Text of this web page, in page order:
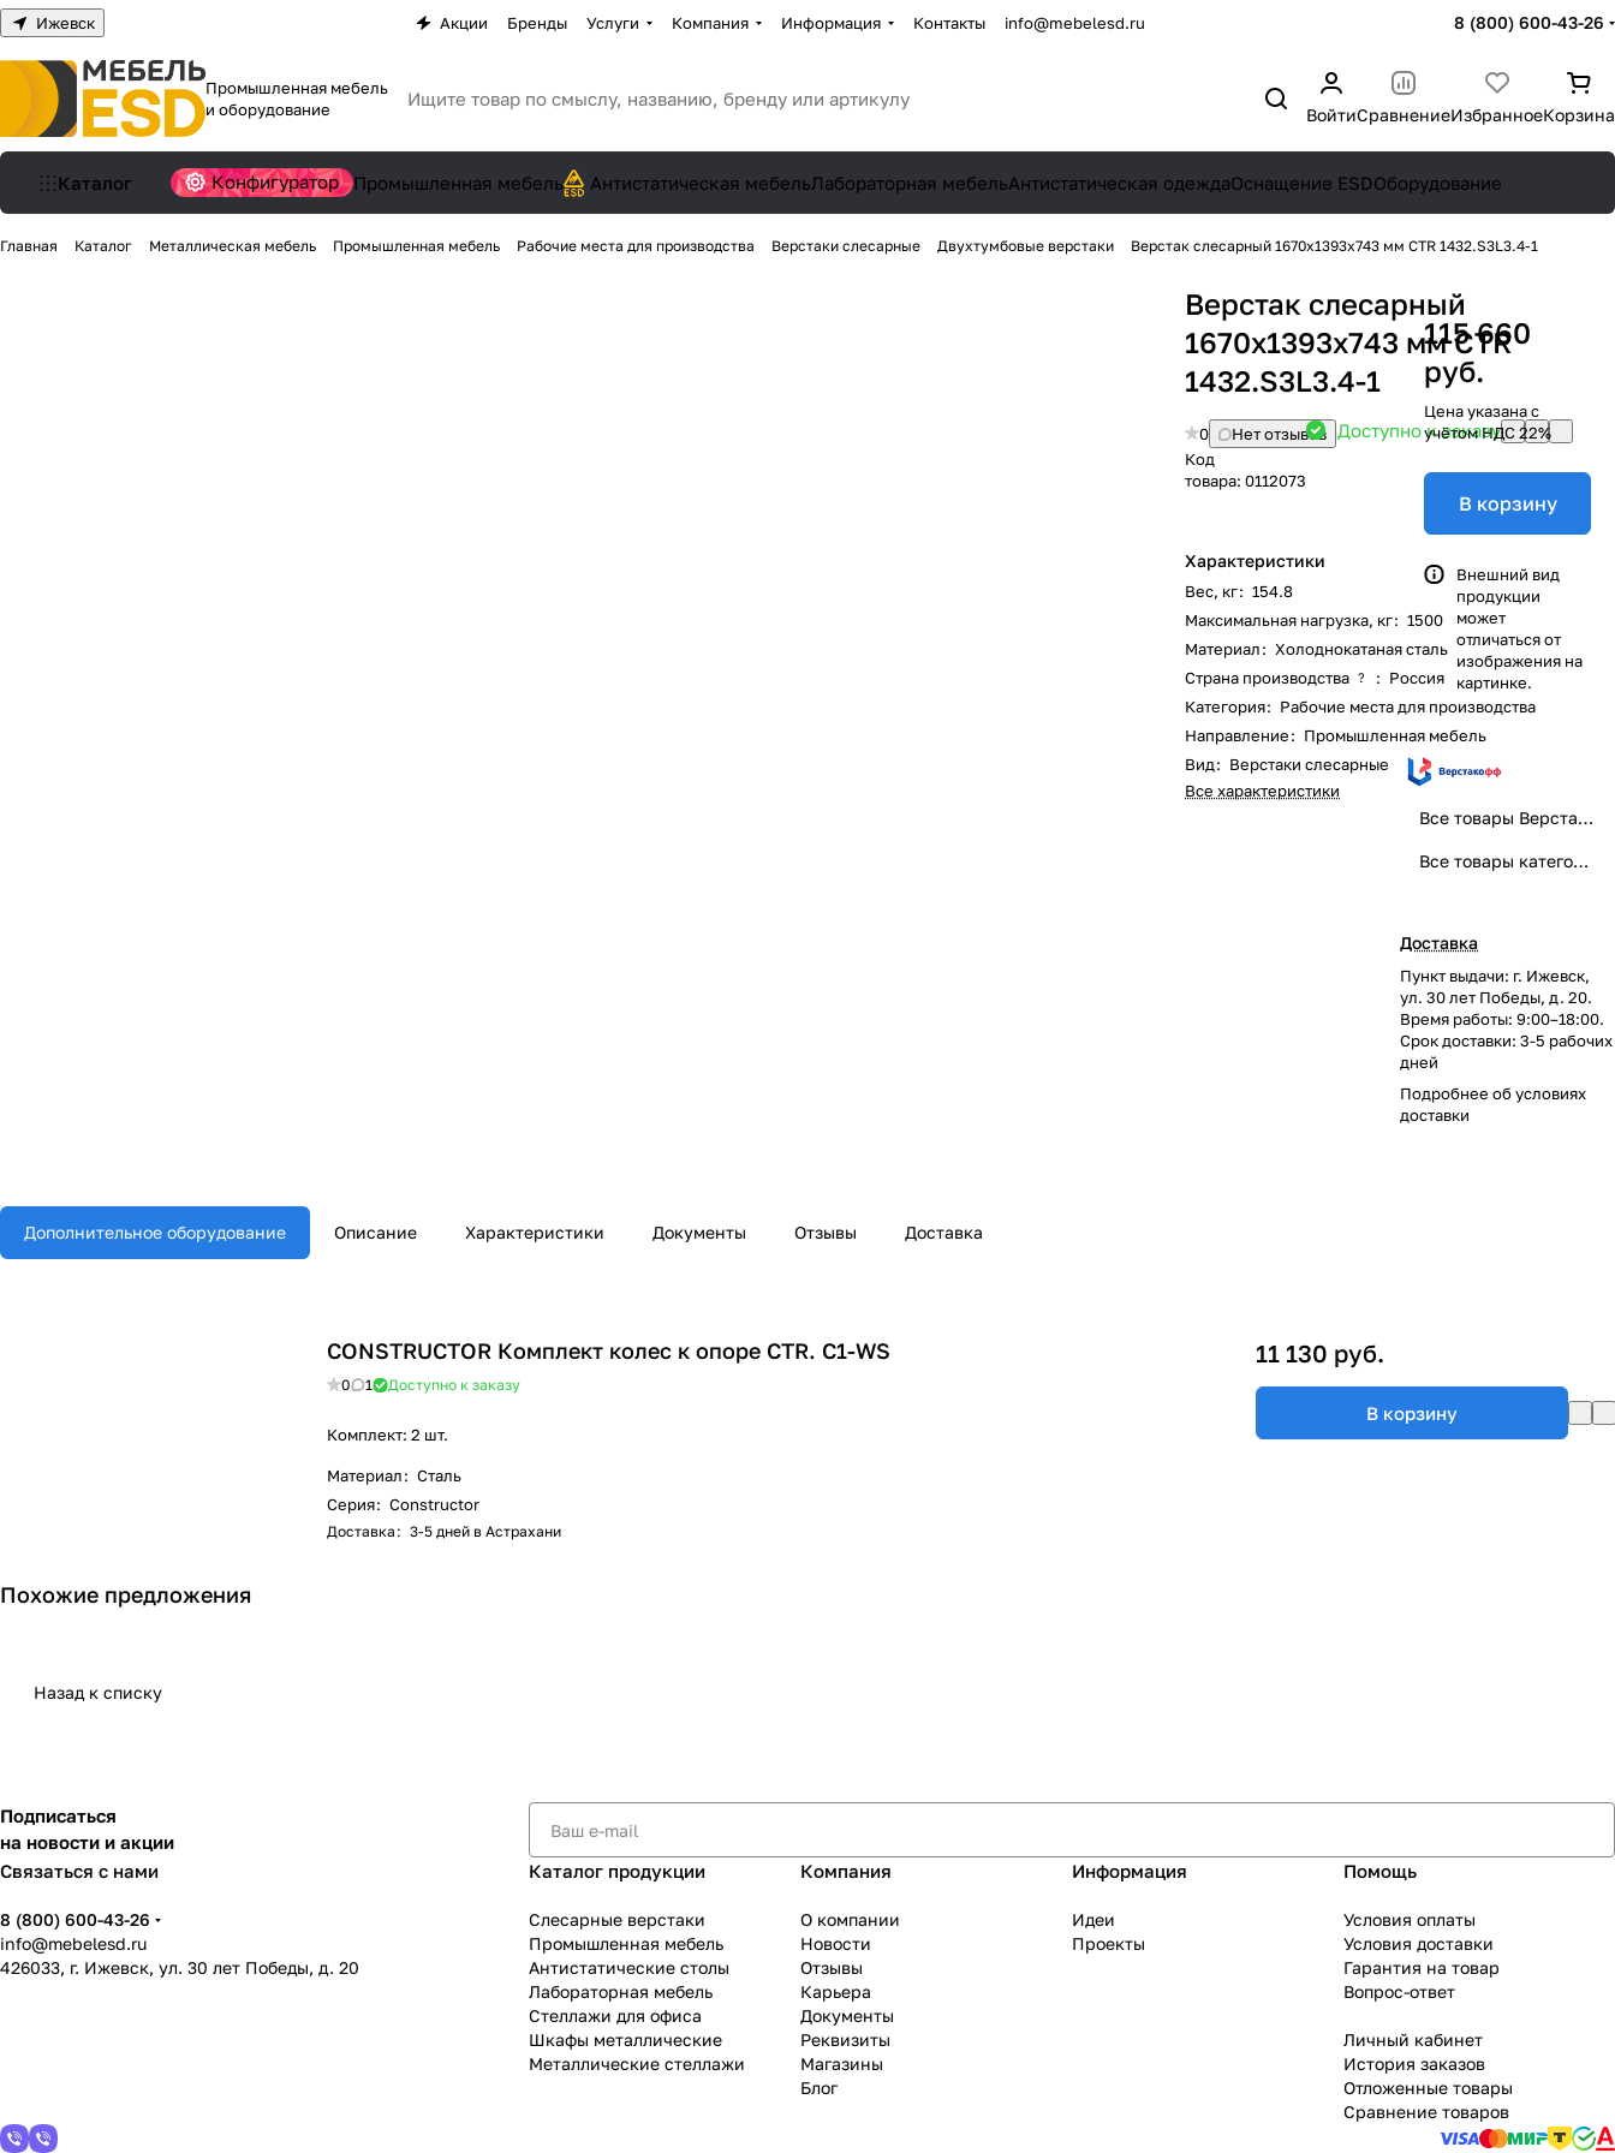
Ижевск Акции Бренды Услуги Компания Информация Контакты info@mebelesd.ru 8 (800) 600-43-26
Промышленная мебель
и оборудование
ВойтиСравнениеИзбранноеКорзина
Каталог Конфигуратор Промышленная мебель Антистатическая мебельЛабораторная мебельАнтистатическая одеждаОснащение ESDОборудование
Главная Каталог Металлическая мебель Промышленная мебель Рабочие места для производства Верстаки слесарные Двухтумбовые верстаки Верстак слесарный 1670x1393x743 мм CTR 1432.S3L3.4-1
Верстак слесарный
1670x1393x743 мм CTR
1432.S3L3.4-1
0
Нет отзывов
Код
товара: 0112073
Доступно к заказу
Характеристики
Вес, кг: 154.8
Максимальная нагрузка, кг: 1500
Материал: Холоднокатаная сталь
Страна производства ? : Россия
Категория: Рабочие места для производства
Направление: Промышленная мебель
Вид: Верстаки слесарные
Все характеристики
115 660
руб.
Цена указана с
учётом НДС 22%
В корзину
Внешний вид
продукции
может
отличаться от
изображения на
картинке.
Все товары Верстакофф
Все товары категории
Доставка
Пункт выдачи: г. Ижевск,
ул. 30 лет Победы, д. 20.
Время работы: 9:00–18:00.
Срок доставки: 3-5 рабочих
дней
Подробнее обусловиях
доставки
Дополнительное оборудование Описание Характеристики Документы Отзывы Доставка
CONSTRUCTOR Комплект колес к опоре CTR. C1-WS
0 1 Доступно к заказу
Комплект: 2 шт.
Материал: Сталь
Серия: Constructor
Доставка : 3-5 дней в Астрахани
11 130 руб.
В корзину
Похожие предложения
Назад к списку
Подписаться
на новости и акции
Связаться с нами
8 (800) 600-43-26
info@mebelesd.ru
426033, г. Ижевск, ул. 30 лет Победы, д. 20
Каталог продукции
Слесарные верстаки
Промышленная мебель
Антистатические столы
Лабораторная мебель
Стеллажи для офиса
Шкафы металлические
Металлические стеллажи
Компания
О компании
Новости
Отзывы
Карьера
Документы
Реквизиты
Магазины
Блог
Информация
Идеи
Проекты
Помощь
Условия оплаты
Условия доставки
Гарантия на товар
Вопрос-ответ
Личный кабинет
История заказов
Отложенные товары
Сравнение товаров